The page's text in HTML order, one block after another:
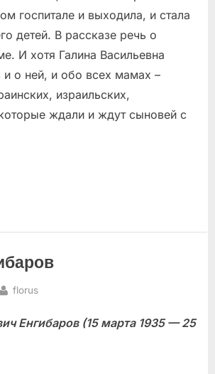
госпитале и выходила, и стала
детей. В рассказе речь о
И хотя Галина Васильевна
и о ней, и обо всех мамах –
израильских,
ждали и ждут сыновей с
By
florus
Енгибаров (15 марта 1935 — 25